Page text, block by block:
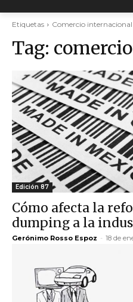
Etiquetas Comercio internacional
Tag:
Edición 87
Cómo afecta la
dumping a la
Gerónimo Rosso Espoz - 18 de